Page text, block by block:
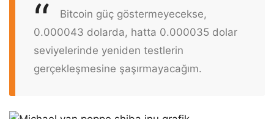
Bitcoin güç göstermeyecekse,
0.000043 dolarda, hatta 0.000035 dolar
seviyelerinde yeniden testlerin
gerçekleşmesine şaşırmayacağım.